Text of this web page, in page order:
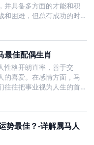
并具备多方面的才能和积
和困难，但总有成功的时
属马人必须懂得善于把
最佳配偶生肖
性格开朗直率，善于交
的喜爱。在感情方面，马
往往把事业视为人生的首
男性不擅长表达对女性
势最佳？-详解属马人